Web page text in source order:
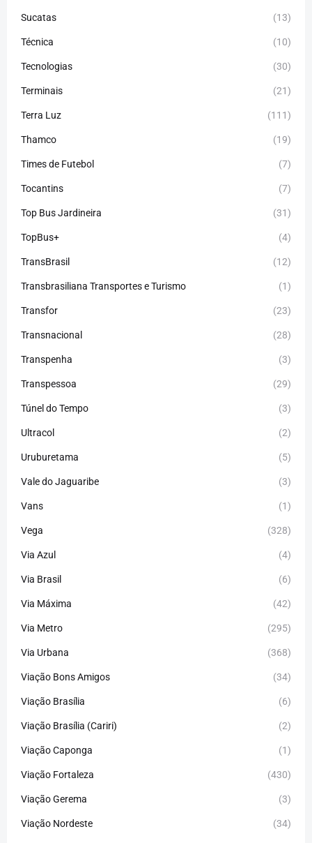
Sucatas (13)
Técnica (10)
Tecnologias (30)
Terminais (21)
Terra Luz (111)
Thamco (19)
Times de Futebol (7)
Tocantins (7)
Top Bus Jardineira (31)
TopBus+ (4)
TransBrasil (12)
Transbrasiliana Transportes e Turismo (1)
Transfor (23)
Transnacional (28)
Transpenha (3)
Transpessoa (29)
Túnel do Tempo (3)
Ultracol (2)
Uruburetama (5)
Vale do Jaguaribe (3)
Vans (1)
Vega (328)
Via Azul (4)
Via Brasil (6)
Via Máxima (42)
Via Metro (295)
Via Urbana (368)
Viação Bons Amigos (34)
Viação Brasília (6)
Viação Brasília (Cariri) (2)
Viação Caponga (1)
Viação Fortaleza (430)
Viação Gerema (3)
Viação Nordeste (34)